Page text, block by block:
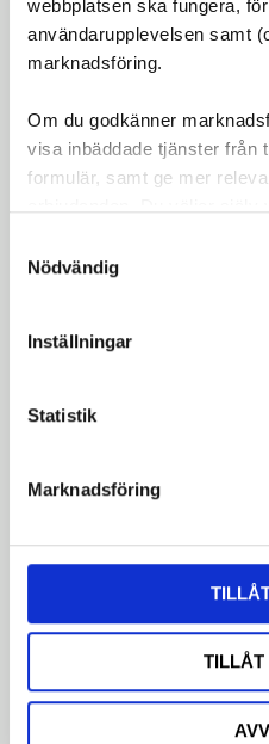
webbplatsen ska fungera,
användarupplevelsen samt
marknadsföring.
Om du godkänner
visa inbäddade tjänster från
formulär, samt ge mer
Nödvändig
Inställningar
Statistik
Marknadsföring
TILLÅT
nippel (2 x 14 mm)
Shimano Bakhjul 26" 24-
ett bakhjul för en växel.
Facebook
TwitterLinkedIn
Omdömen
Bli den första att lämna
LIKNANDE